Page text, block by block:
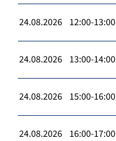
24.08.2026 12:00-13:00
24.08.2026 13:00-14:00
24.08.2026 15:00-16:00
24.08.2026 16:00-17:00